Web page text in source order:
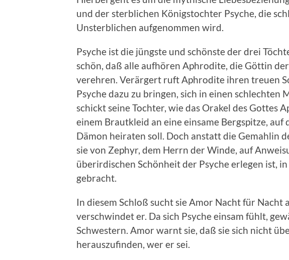
und der sterblichen Königstochter Psyche, die
Unsterblichen aufgenommen wird.
Psyche ist die jüngste und schönste der drei
schön, daß alle aufhören Aphrodite, die Göttin
verehren. Verärgert ruft Aphrodite ihren treuen
Psyche dazu zu bringen, sich in einen schlechten
schickt seine Tochter, wie das Orakel des Gottes
einem Brautkleid an eine einsame Bergspitze,
Dämon heiraten soll. Doch anstatt die Gemahlin
sie von Zephyr, dem Herrn der Winde, auf
überirdischen Schönheit der Psyche erlegen ist,
gebracht.
In diesem Schloß sucht sie Amor Nacht für Nacht
verschwindet er. Da sich Psyche einsam fühlt,
Schwestern. Amor warnt sie, daß sie sich nicht
herauszufinden, wer er sei.